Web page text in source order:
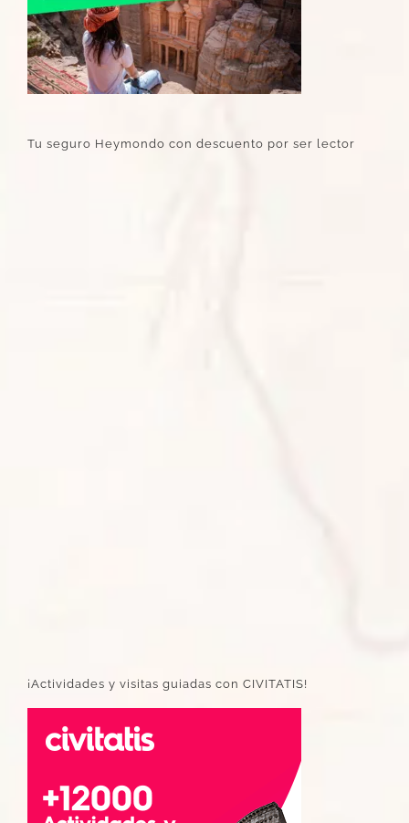
Tu seguro Heymondo con descuento por ser lector
¡Actividades y visitas guiadas con CIVITATIS!